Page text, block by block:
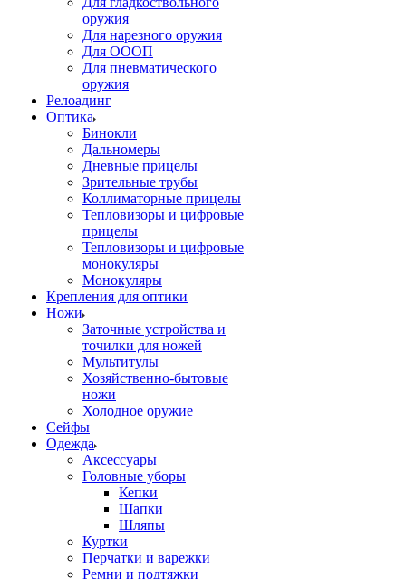
оружия
Для нарезного оружия
Для ОООП
Для пневматического
оружия
Релоадинг
Оптика
Бинокли
Дальномеры
Дневные прицелы
Зрительные трубы
Коллиматорные прицелы
Тепловизоры и цифровые
прицелы
Тепловизоры и цифровые
монокуляры
Монокуляры
Крепления для оптики
Ножи
Заточные устройства и
точилки для ножей
Мультитулы
Хозяйственно-бытовые
ножи
Холодное оружие
Сейфы
Одежда
Аксессуары
Головные уборы
Кепки
Шапки
Шляпы
Куртки
Перчатки и варежки
Ремни и подтяжки